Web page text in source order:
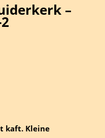
–
kaft. Kleine